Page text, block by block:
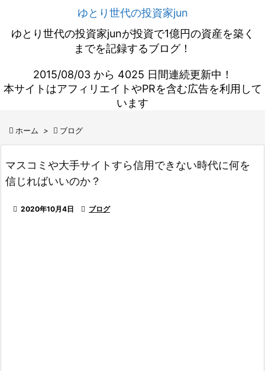
ゆとり世代の投資家jun
ゆとり世代の投資家junが投資で1億円の資産を築く
までを記録するブログ！
2015/08/03 から 4025 日間連続更新中！
本サイトはアフィリエイトやPRを含む広告を利用して
います
 ホーム >  ブログ
マスコミや大手サイトすら信用できない時代に何を
信じればいいのか？
 2020年10月4日  ブログ